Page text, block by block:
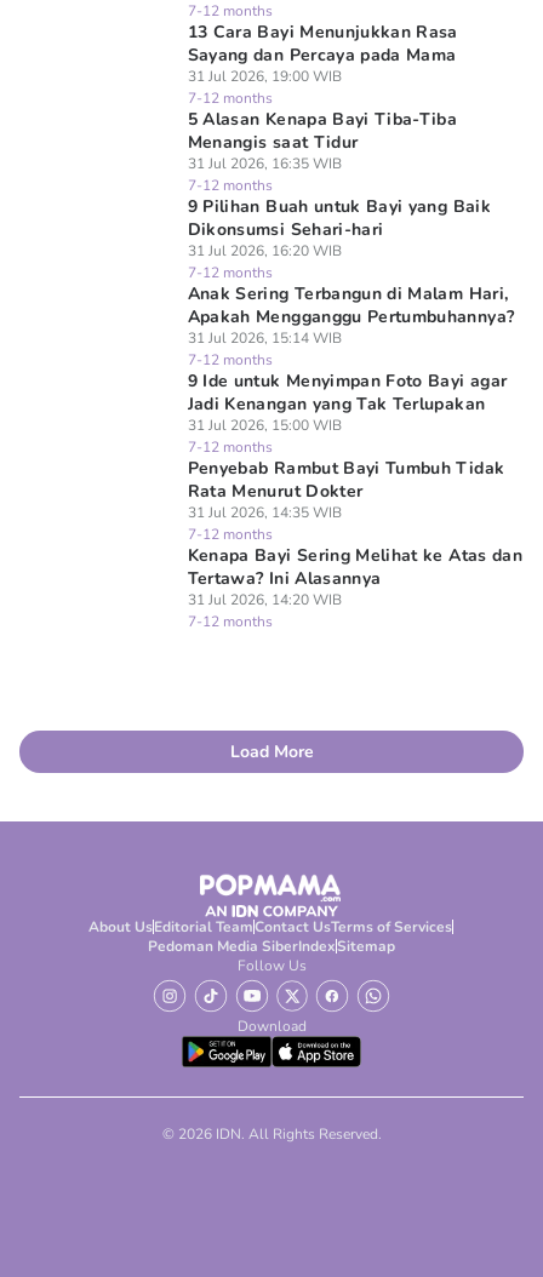
7-12 months
13 Cara Bayi Menunjukkan Rasa
Sayang dan Percaya pada Mama
31 Jul 2026, 19:00 WIB
7-12 months
5 Alasan Kenapa Bayi Tiba-Tiba
Menangis saat Tidur
31 Jul 2026, 16:35 WIB
7-12 months
9 Pilihan Buah untuk Bayi yang Baik
Dikonsumsi Sehari-hari
31 Jul 2026, 16:20 WIB
7-12 months
Anak Sering Terbangun di Malam Hari,
Apakah Mengganggu Pertumbuhannya?
31 Jul 2026, 15:14 WIB
7-12 months
9 Ide untuk Menyimpan Foto Bayi agar
Jadi Kenangan yang Tak Terlupakan
31 Jul 2026, 15:00 WIB
7-12 months
Penyebab Rambut Bayi Tumbuh Tidak
Rata Menurut Dokter
31 Jul 2026, 14:35 WIB
7-12 months
Kenapa Bayi Sering Melihat ke Atas dan
Tertawa? Ini Alasannya
31 Jul 2026, 14:20 WIB
7-12 months
Load More
About UsEditorial TeamContact UsTerms of Services
Pedoman Media SiberIndexSitemap
Follow Us
Download
© 2026 IDN. All Rights Reserved.